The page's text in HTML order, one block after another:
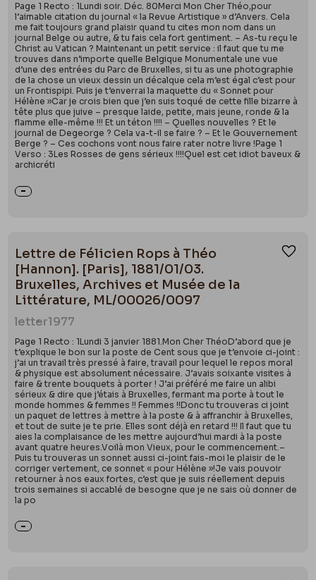
Page 1 Recto : 1Lundi soir. Déc. 80Merci Mon Cher Théo,pour
l’aimable citation du journal « la Revue Artistique » d’Anvers. Cela
me fait toujours grand plaisir quand tu cites mon nom dans un
journal Belge ou autre, & tu fais cela fort gentiment. – As-tu reçu le
Christ au Vatican ? Maintenant un petit service : il faut que tu me
trouves dans n’importe quelle Belgique Monumentale une vue
d’une des entrées du Parc de Bruxelles, si tu as une photographie
de la chose un vieux dessin un décalque cela m’est égal c’est pour
un Frontispipi. Puis je t’enverrai la maquette du « Sonnet pour
Hélène »Car je crois bien que j’en suis toqué de cette fille bizarre à
tête plus que juive – presque laide, petite, mais jeune, ronde & la
flamme elle-même !!! Et un téton !!!! – Quelles nouvelles ? Et le
journal de Degeorge ? Cela va-t-il se faire ? – Et le Gouvernement
Berge ? – Ces cochons vont nous faire rater notre livre !Page 1
Verso : 3Les Rosses de gens sérieux !!!!Quel est cet idiot baveux &
archicréti
Lettre de Félicien Rops à Théo
[Hannon]. [Paris], 1881/01/03.
Bruxelles, Archives et Musée de la
Littérature, ML/00026/0097
letter1977
Page 1 Recto : 1Lundi 3 janvier 1881.Mon Cher ThéoD’abord que je
t’explique le bon sur la poste de Cent sous que je t’envoie ci-joint :
j’ai un travail très pressé à faire, travail pour lequel le repos moral
& physique est absolument nécessaire. J’avais soixante visites à
faire & trente bouquets à porter ! J’ai préféré me faire un alibi
sérieux & dire que j’étais à Bruxelles, fermant ma porte à tout le
monde hommes & femmes !! Femmes !!Donc tu trouveras ci joint
un paquet de lettres à mettre à la poste & à affranchir à Bruxelles,
et tout de suite je te prie. Elles sont déjà en retard !!! Il faut que tu
aies la complaisance de les mettre aujourd’hui mardi à la poste
avant quatre heures.Voilà mon Vieux, pour le commencement.–
Puis tu trouveras un sonnet aussi ci-joint fais-moi le plaisir de le
corriger vertement, ce sonnet « pour Hélène »!Je vais pouvoir
retourner à nos eaux fortes, c’est que je suis réellement depuis
trois semaines si accablé de besogne que je ne sais où donner de
la po